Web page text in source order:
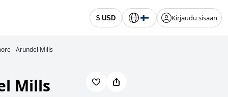
$ USD Kirjaudu sisään
- Arundel Mills
Mills